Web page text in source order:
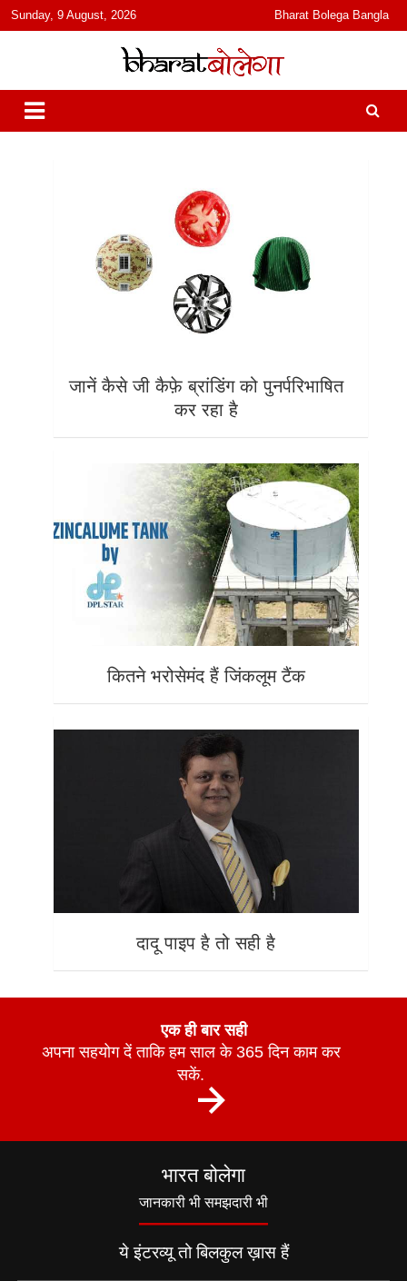
content
Sunday, 9 August, 2026 Bharat Bolega Bangla
भारत बोलेगा
हिंदी में समाचार, विचार, ऑडियो, वीडियो और फ़ीचर. भारत बोलेगा हिंदी न्यूज़ वेबसाइट
India: News, Views, Info, Trends & Podcast I जानकारी भी समझदारी भी
और पॉडकास्ट
जानें कैसे जी कैफ़े ब्रांडिंग को पुनर्परिभाषित
कर रहा है
कितने भरोसेमंद हैं जिंकलूम टैंक
दादू पाइप है तो सही है
एक ही बार सही
अपना सहयोग दें ताकि हम साल के 365 दिन काम कर
सकें.
भारत बोलेगा
जानकारी भी समझदारी भी
ये इंटरव्यू तो बिलकुल ख़ास हैं